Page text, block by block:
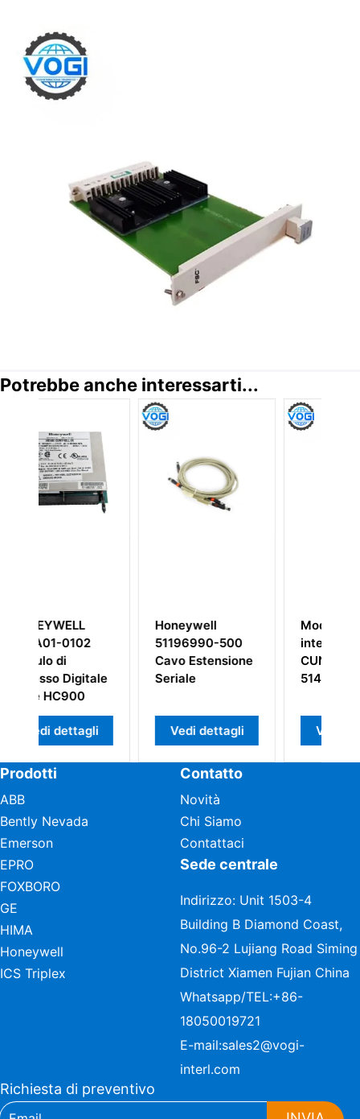
Potrebbe anche interessarti...
Honeywell
51196990-500
Cavo Estensione
Seriale
Vedi dettagli
interfaccia HPN
CUN Honeywell
51402573-150
Vedi dettagli
Prodotti
ABB
Bently Nevada
Emerson
EPRO
FOXBORO
GE
HIMA
Honeywell
ICS Triplex
Contatto
Novità
Chi Siamo
Contattaci
Sede centrale
Indirizzo: Unit 1503-4
Building B Diamond Coast,
No.96-2 Lujiang Road Siming
District Xiamen Fujian China
Whatsapp/TEL:+86-
18050019721
E-mail:sales2@vogi-
interl.com
Richiesta di preventivo